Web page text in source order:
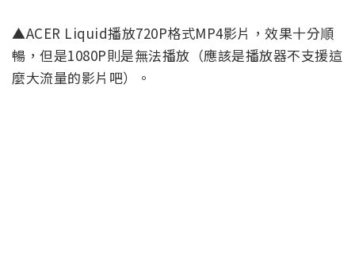
▲ACER Liquid播放720P格式MP4影片，效果十分順
暢，但是1080P則是無法播放（應該是播放器不支援這
麼大流量的影片吧）。